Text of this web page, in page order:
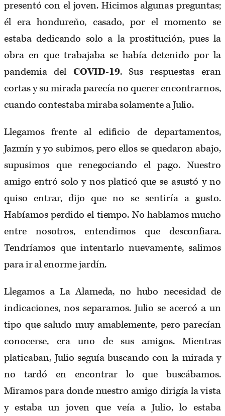
presentó con el joven. Hicimos algunas preguntas;
él era hondureño, casado, por el momento se
estaba dedicando solo a la prostitución, pues la
obra en que trabajaba se había detenido por la
pandemia delCOVID-19. Sus respuestas eran
cortas y su mirada parecía no querer encontrarnos,
cuando contestaba miraba solamente a Julio.
Llegamos frente al edificio de departamentos,
Jazmín y yo subimos, pero ellos se quedaron abajo,
supusimos que renegociando el pago. Nuestro
amigo entró solo y nos platicó que se asustó y no
quiso entrar, dijo que no se sentiría a gusto.
Habíamos perdido el tiempo. No hablamos mucho
entre nosotros, entendimos que desconfiara.
Tendríamos que intentarlo nuevamente, salimos
para ir al enorme jardín.
Llegamos a La Alameda, no hubo necesidad de
indicaciones, nos separamos. Julio se acercó a un
tipo que saludo muy amablemente, pero parecían
conocerse, era uno de sus amigos. Mientras
platicaban, Julio seguía buscando con la mirada y
no tardó en encontrar lo que buscábamos.
Miramos para donde nuestro amigo dirigía la vista
y estaba un joven que veía a Julio, lo estaba